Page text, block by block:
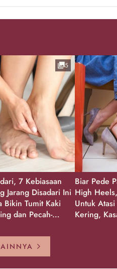
7 Kebiasaan
Jarang Disadari Ini
Bikin Tumit Kaki
dan Pecah-
5
Biar Pede
High
Untuk
Kering,